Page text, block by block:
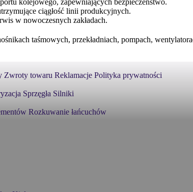
kolejowego, zapewniających bezpieczeństwo.
ciągłość linii produkcyjnych.
w nowoczesnych zakładach.
taśmowych, przekładniach, pompach,
Zwroty towaru Reklamacje Polityka prywatności
Sprzęgła Silniki
Rozkuwanie łańcuchów